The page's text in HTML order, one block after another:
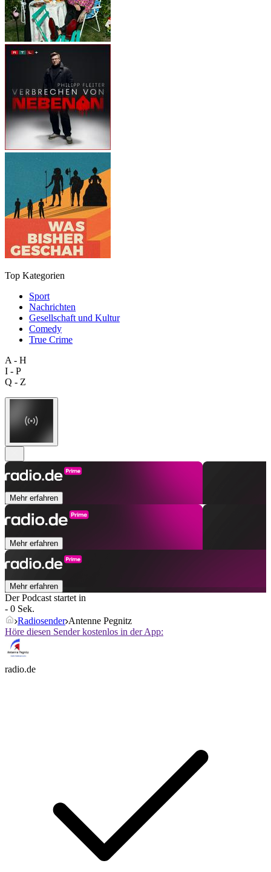
Top Kategorien
Sport
Nachrichten
Gesellschaft und Kultur
Comedy
True Crime
A - H
I - P
Q - Z
Mehr erfahren
Mehr erfahren
Mehr erfahren
Der Podcast startet in
- 0 Sek.
Radiosender Antenne Pegnitz
Höre diesen Sender kostenlos in der App:
radio.de